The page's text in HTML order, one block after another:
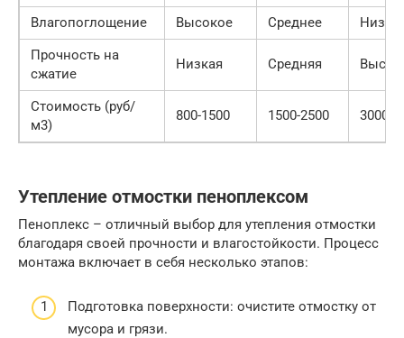
Влагопоглощение Высокое Среднее
Прочность на
сжатие
Низкая Средняя
Стоимость (руб/
м3)
800-1500 1500-2500 3000-
Утепление отмостки пеноплексом
Пеноплекс – отличный выбор для утепления отмостки
благодаря своей прочности и влагостойкости. Процесс
монтажа включает в себя несколько этапов:
Подготовка поверхности: очистите отмостку от
мусора и грязи.